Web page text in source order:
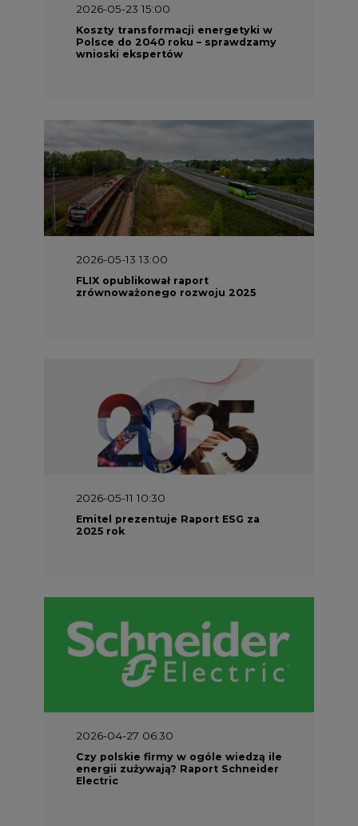
2026-05-23 15:00
Koszty transformacji energetyki w
Polsce do 2040 roku – sprawdzamy
wnioski ekspertów
2026-05-13 13:00
FLIX opublikował raport
zrównoważonego rozwoju 2025
2026-05-11 10:30
Emitel prezentuje Raport ESG za
2025 rok
2026-04-27 06:30
Czy polskie firmy w ogóle wiedzą ile
energii zużywają? Raport Schneider
Electric